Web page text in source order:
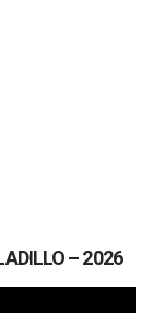
– 2026